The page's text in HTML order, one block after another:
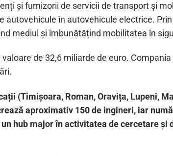
și furnizorii de servicii de transport și
autovehicule în autovehicule electrice.
mediul și îmbunătățind mobilitatea în
de 32,6 miliarde de euro.
(Timișoara, Roman, Oravița, Lupeni,
aproximativ 150 de ingineri, iar
hub major în activitatea de cercetare și